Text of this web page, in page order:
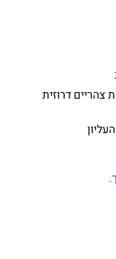
צהריים דרוזית